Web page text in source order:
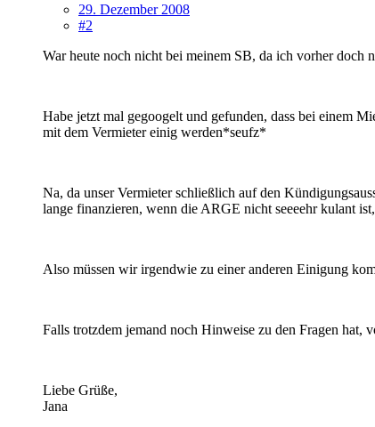
29. Dezember 2008
#2
War heute noch nicht bei meinem SB, da ich vorher doch
Habe jetzt mal gegoogelt und gefunden, dass bei einem
mit dem Vermieter einig werden*seufz*
Na, da unser Vermieter schließlich auf den
lange finanzieren, wenn die ARGE nicht seeeehr kulant
Also müssen wir irgendwie zu einer anderen Einigung
Falls trotzdem jemand noch Hinweise zu den Fragen
Liebe Grüße,
Jana